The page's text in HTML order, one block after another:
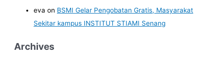
eva on BSMI Gelar Pengobatan Gratis, Masyarakat
Sekitar kampus INSTITUT STIAMI Senang
Archives